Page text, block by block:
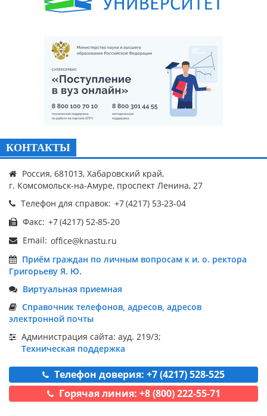
КОНТАКТЫ
Россия, 681013, Хабаровский край,
г. Комсомольск-на-Амуре, проспект Ленина, 27
Телефон для справок:
Факс:
Email:
Приём граждан по личным вопросам к и. о. ректора
Григорьеву Я. Ю.
Виртуальная приемная
Справочник телефонов, адресов, адресов
электронной почты
Администрация сайта: ауд. 219/3;
Техническая поддержка
Телефон доверия: +7 (4217) 528-525
Горячая линия: +8 (800) 222-55-71